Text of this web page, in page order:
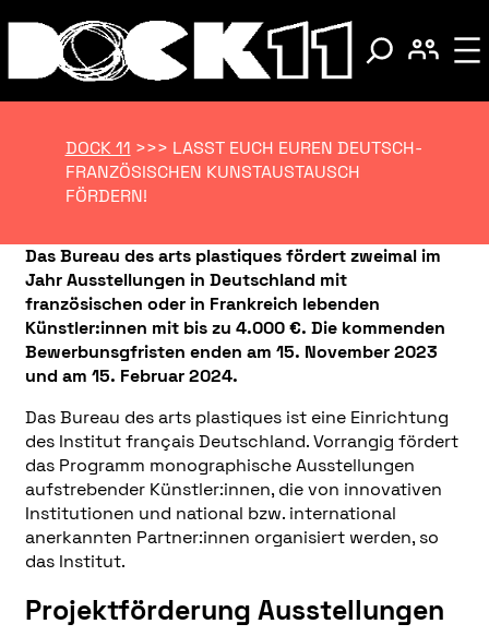
DOCK 11 >>> LASST EUCH EUREN DEUTSCH-
FRANZÖSISCHEN KUNSTAUSTAUSCH
FÖRDERN!
Das Bureau des arts plastiques fördert zweimal im
Jahr Ausstellungen in Deutschland mit
französischen oder in Frankreich lebenden
Künstler:innen mit bis zu 4.000 €. Die kommenden
Bewerbunsgfristen enden am 15. November 2023
und am 15. Februar 2024.
Das Bureau des arts plastiques ist eine Einrichtung
des Institut français Deutschland. Vorrangig fördert
das Programm monographische Ausstellungen
aufstrebender Künstler:innen, die von innovativen
Institutionen und national bzw. international
anerkannten Partner:innen organisiert werden, so
das Institut.
Projektförderung Ausstellungen